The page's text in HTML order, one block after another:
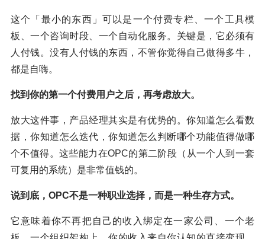
这个「最小的东西」可以是一个付费专栏、一个工具模
板、一个咨询时段、一个自动化服务。关键是，它必须有
人付钱。没有人付钱的东西，不管你觉得自己做得多牛，
都是自嗨。
找到你的第一个付费用户之后，再考虑放大。
放大这件事，产品经理其实是有优势的。你知道怎么看数
据，你知道怎么迭代，你知道怎么判断哪个功能值得做哪
个不值得。这些能力在OPC的第二阶段（从一个人到一套
可复用的系统）是非常值钱的。
说到底，OPC不是一种职业选择，而是一种生存方式。
它意味着你不再把自己的收入绑定在一家公司、一个老